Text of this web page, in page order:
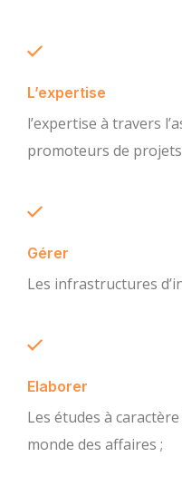
L’expertise
l’expertise à travers
promoteurs de projets
Gérer
Les infrastructures
Elaborer
Les études à
monde des affaires ;